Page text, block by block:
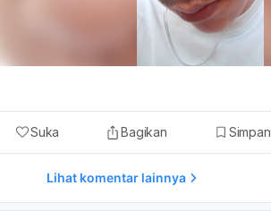
Suka Bagikan Simpan
Lihat komentar lainnya